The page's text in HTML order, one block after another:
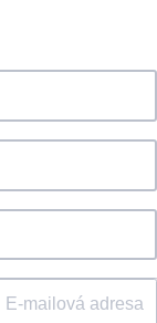
E-mailová adresa